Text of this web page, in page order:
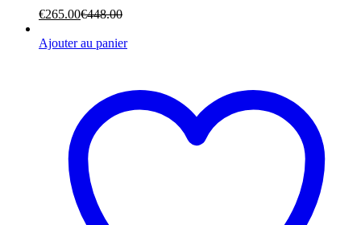
€265.00€448.00
Ajouter au panier